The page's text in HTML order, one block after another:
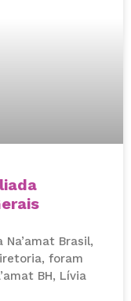
Brasil,
foram
BH, Lívia